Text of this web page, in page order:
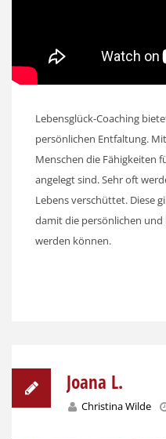
Lebensglück-Coaching
persönlichen Entfaltung.
Menschen die Fähigkeiten
angelegt sind. Sehr oft
Lebens verschüttet. Diese
damit die persönlichen
werden können.
Joana L.
Christina Wilde